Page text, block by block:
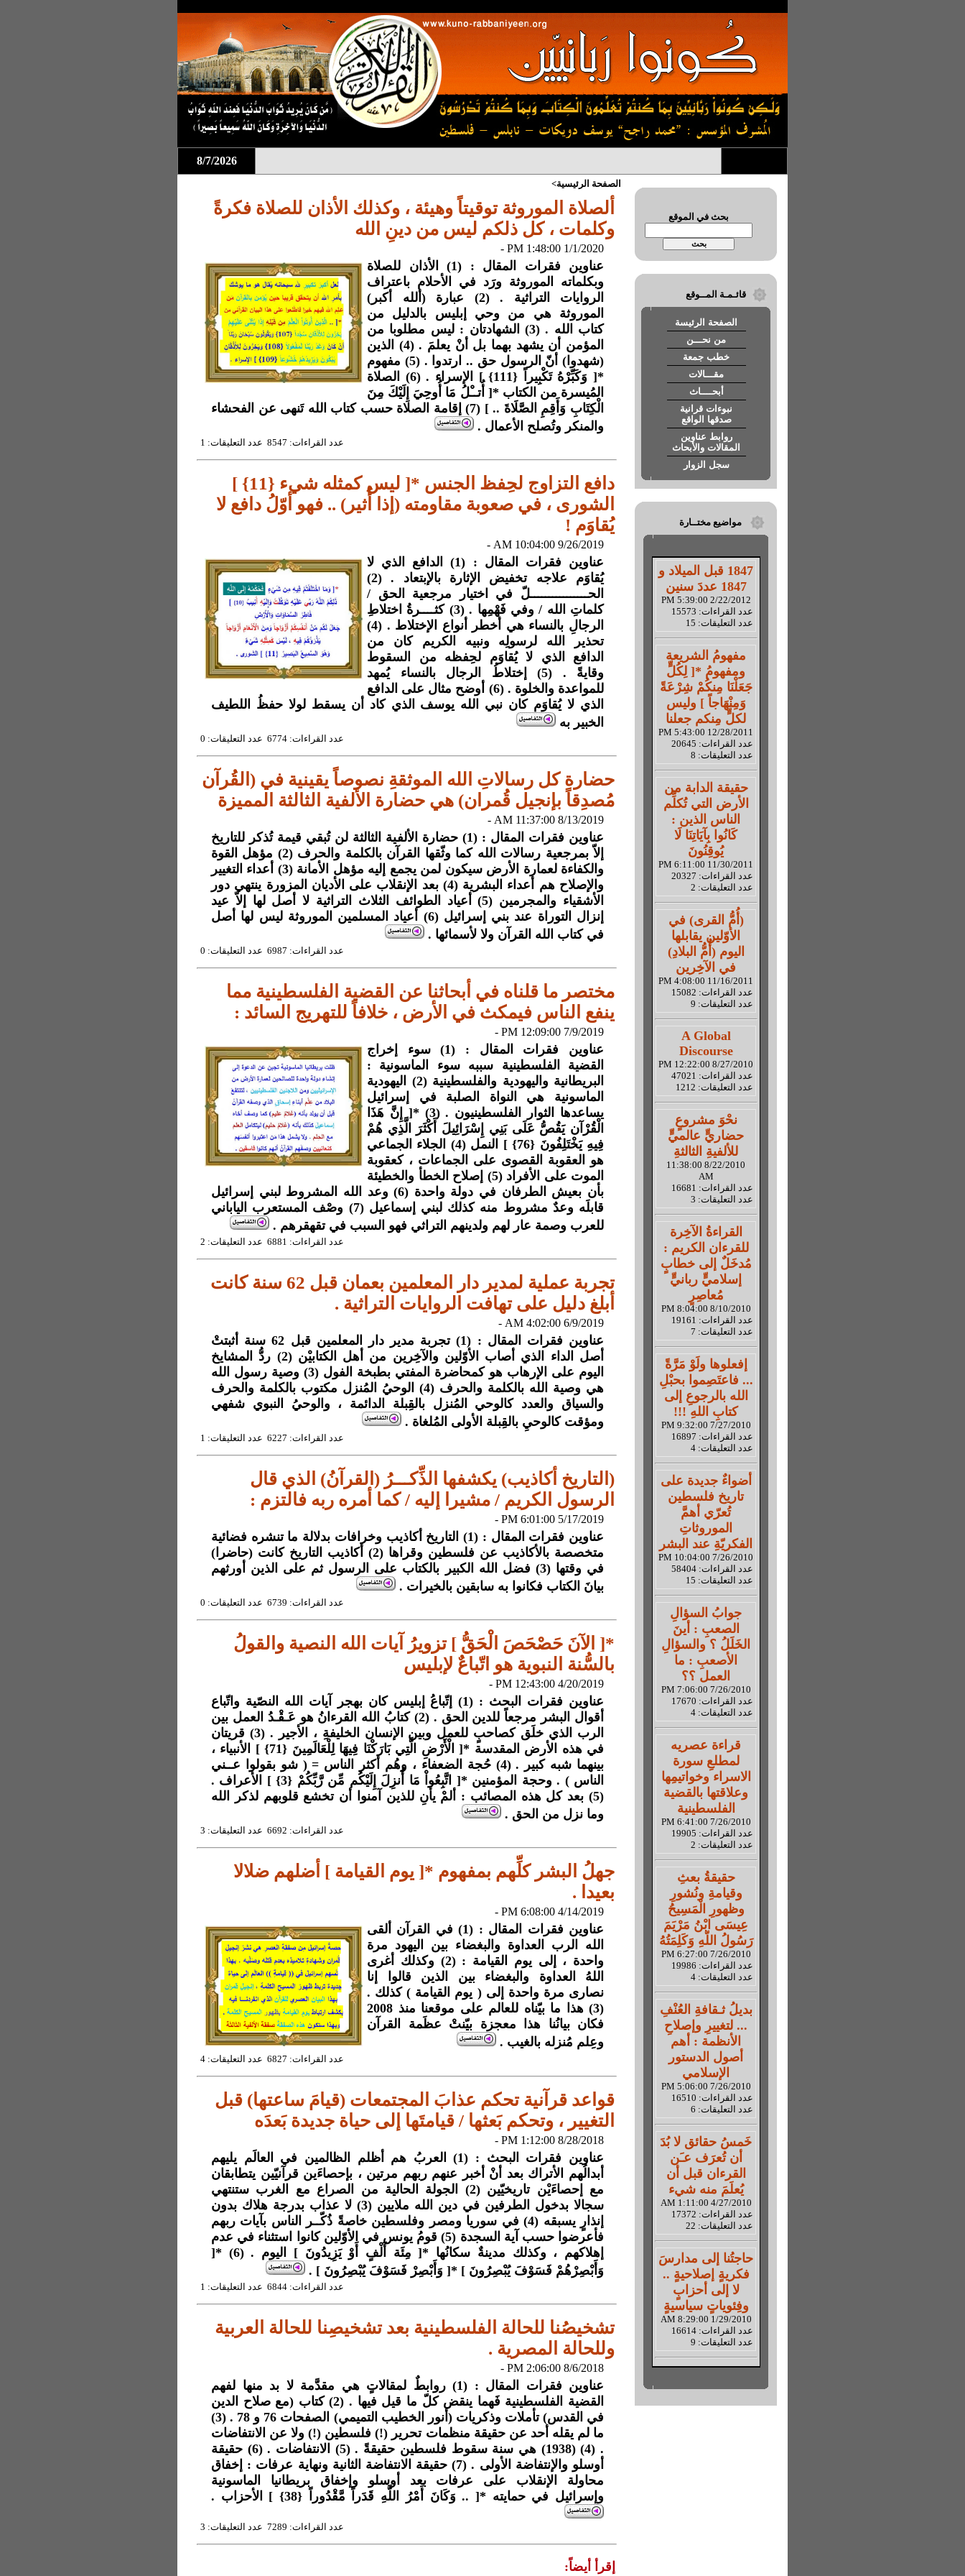
8/7/2026
بحث في الموقع
قائـمـة المــوقع
الصفحة الرئيسة
من نحـــن
خطب جمعة
مقـــالات
أبحــــاث
نبوءات قرانية
صدقها الواقع
روابط عناوين
المقالات والأبحاث
سجل الزوار
مواضيع مختــارة
1847 قبل الميلاد و
1847 عددَ سنين
2/22/2012 5:39:00 PM
عدد القراءات: 15573
عدد التعليقات: 15
مفهومُ الشريعة
ومفهومُ *[ لِكُلٍّ
جَعَلْنَا مِنكُمْ شِرْعَةً
وَمِنْهَاجاً ] وليس
لكلٍّ مِنكم جعلنا
12/28/2011 5:43:00 PM
عدد القراءات: 20645
عدد التعليقات: 8
حقيقة الدابة من
الأرض التي تُكلِّم
الناس الذين :
كَانُوا بِآيَاتِنَا لَا
يُوقِنُونَ
11/30/2011 6:11:00 PM
عدد القراءات: 20327
عدد التعليقات: 2
(أُمُّ القرى) في
الأوّلين يقابلها
اليوم (أُمُّ البلادِ)
في الآخِرين
11/16/2011 4:08:00 PM
عدد القراءات: 15082
عدد التعليقات: 9
A Global
Discourse
8/27/2010 12:22:00 PM
عدد القراءات: 47021
عدد التعليقات: 1212
نحْوَ مشروعٍ
حضاريٍّ عالميٍّ
للألفيةِ الثالثةِ
8/22/2010 11:38:00
AM
عدد القراءات: 16681
عدد التعليقات: 3
القراءةُ الآخِرة
للقرءان الكريم :
مُدخَلٌ إلى خطابٍ
إسلاميٍّ ربانيٍّ
مُعاصِرٍ
8/10/2010 8:04:00 PM
عدد القراءات: 19161
عدد التعليقات: 7
إفعلوها ولَوْ مَرَّةً
... فاعتَصِموا بحبْلِ
الله بالرجوعِ إلى
كتابِ اللهِ !!!
7/27/2010 9:32:00 PM
عدد القراءات: 16897
عدد التعليقات: 4
أضواءٌ جديدة على
تاريخ فلسطين
تُعرّي أهمَّ
الموروثاتِ
الفكريّةِ عند البشر
7/26/2010 10:04:00 PM
عدد القراءات: 58404
عدد التعليقات: 15
جوابُ السؤالِ
الصعبِ : أينَ
الخَلَلُ ؟ والسؤالِ
الأصعبِ : ما
العمل ؟؟
7/26/2010 7:06:00 PM
عدد القراءات: 17670
عدد التعليقات: 4
قراءة عصريه
لمطلعِ سورة
الاسراء وخواتيمِها
وعلاقتها بالقضية
الفلسطينية
7/26/2010 6:41:00 PM
عدد القراءات: 19905
عدد التعليقات: 2
حقيقةُ بعثِ
وقيامةِ ونُشورِ
وظهورِ الْمَسِيحُ
عِيسَى ابْنُ مَرْيَمَ
رَسُولُ اللّهِ وَكَلِمَتُهُ
7/26/2010 6:27:00 PM
عدد القراءات: 19986
عدد التعليقات: 4
بديلُ ثـقافةِ العُنْفِ
... لتغييرِ وإصلاحِ
الأنظمة : أهم
أصول الدستور
الإسلامي
7/26/2010 5:06:00 PM
عدد القراءات: 16510
عدد التعليقات: 6
خَمسُ حقائق لا بُدَ
أن تُعرَف عـَن
القرءان قبل أن
يُعلَمَ منه شيء
4/27/2010 1:11:00 AM
عدد القراءات: 17372
عدد التعليقات: 22
حاجتُنا إلى مدارسَ
فكريةٍ إصلاحيةٍ ..
لا إلى أحزابٍ
وفِئوياتٍ سياسيةٍ
1/29/2010 8:29:00 AM
عدد القراءات: 16614
عدد التعليقات: 9
الصفحة الرئيسية>
ألصلاة الموروثة توقيتاً وهيئة ، وكذلك الأذان للصلاة فكرةً
وكلمات ، كل ذلكم ليس من دينِ الله
1/1/2020 1:48:00 PM -
عناوين فقرات المقال : (1) الأذان للصلاة
وبكلماته الموروثة ورَد في الأحلام باعتراف
الروايات التراثية . (2) عبارة (ألله أكبر)
الموروثة هي من وحي إبليس بالدليل من
كتاب الله . (3) الشهادتان : ليس مطلوبا من
المؤمن أن يشهد بهما بل أنْ يعلمَ . (4) الذين
(شهدوا) أنّ الرسول حق .. ارتدوا . (5) مفهوم
*[ وَكَبِّرْهُ تَكْبِيراً {111} ] الإسراء . (6) الصلاة
المُيسرة من الكتاب *[ أُتــْلُ مَا أُوحِيَ إِلَيْكَ مِنَ
الْكِتَابِ وَأَقِمِ الصَّلَاةَ .. ] (7) إقامة الصلاة حسب كتاب الله تَنهى عن الفحشاء
والمنكر وتُصلح الأعمال .
عدد القراءات: 8547 عدد التعليقات: 1
دافع التزاوج لحِفظ الجنس *[ ليس كمثله شيء {11} ]
الشورى ، في صعوبة مقاومته (إذا أُثير) .. فهو أوّلُ دافع لا
يُقاوَم !
9/26/2019 10:04:00 AM -
عناوين فقرات المقال : (1) الدافع الذي لا
يُقاوَم علاجه تخفيض الإثارة بالإبتعاد . (2)
الحــــــــــــــــلّ في اختيار مرجعية الحق /
كلماتِ الله / وفي فَهْمِها . (3) كثــــرةُ اختلاطِ
الرجالِ بالنساء هي أخطر أنواع الإختلاط . (4)
تحذير الله لرسولِه ونبيه الكريم كان من
الدافع الذي لا يُقاوَم لحِفظه من السقوط
وقايةً . (5) إختلاطُ الرجال بالنساء يُمهد
للمواعدة والخلوة . (6) أوضح مثال على الدافع
الذي لا يُقاوَم كان نبي الله يوسف الذي كاد أن يسقط لولا حفظُ اللطيف
الخبير به
عدد القراءات: 6774 عدد التعليقات: 0
حضارة كل رسالاتِ الله الموثقةِ نصوصاً يقينية في (القُرآن
مُصدِقاً بإنجيل قُمران) هي حضارة الألفية الثالثة المميزة
8/13/2019 11:37:00 AM -
عناوين فقرات المقال : (1) حضارة الألفية الثالثة لن تُبقي قيمة تُذكر للتاريخ
إلاّ بمرجعية رسالات الله كما وثّقها القرآن بالكلمة والحرف (2) مؤهل القوة
والكفاءة لعمارة الأرض سيكون لمن يجمع إليه مؤهل الأمانة (3) أعداء التغيير
والإصلاح هم أعداء البشرية (4) بعد الإنقلاب على الأديان المزورة ينتهي دور
الأشقياء والمجرمين (5) أعياد الطوائف الثلاث التراثية لا أصل لها إلاّ عيد
إنزال التوراة عند بني إسرائيل (6) أعياد المسلمين الموروثة ليس لها أصل
في كتاب الله القرآن ولا لأسمائها .
عدد القراءات: 6987 عدد التعليقات: 0
مختصر ما قلناه في أبحاثنا عن القضية الفلسطينية مما
ينفع الناس فيمكث في الأرض ، خلافاً للتهريج السائد :
7/9/2019 12:09:00 PM -
عناوين فقرات المقال : (1) سوء إخراج
القضية الفلسطينية سببه سوء الماسونية :
البريطانية واليهودية والفلسطينية (2) اليهودية
الماسونية هي النواة الصلبة في إسرائيل
يساعدها الثوار الفلسطينيون . (3) *[ إِنَّ هَذَا
الْقُرْآن يَقُصُّ عَلَى بَنِي إِسْرَائِيلَ أَكْثَرَ الَّذِي هُمْ
فِيهِ يَخْتَلِفُونَ {76} ] النمل (4) الجلاء الجماعي
هو العقوبة القصوى على الجماعات ، كعقوبة
الموت على الأفراد (5) إصلاح الخطأ والخطيئة
بأن بعيش الطرفان في دولة واحدة (6) وعد الله المشروط لبني إسرائيل
قابلَه وعدٌ مشروط منه كذلك لبني إسماعيل (7) وصْف المستعرب الياباني
للعرب وصمة عار لهم ولدينهم التراثي فهو السبب في تقهقرهم .
عدد القراءات: 6881 عدد التعليقات: 2
تجربة عملية لمدير دار المعلمين بعمان قبل 62 سنة كانت
أبلغ دليل على تهافت الروايات التراثية .
6/9/2019 4:02:00 AM -
عناوين فقرات المقال : (1) تجربة مدير دار المعلمين قبل 62 سنة أثبتتْ
أصل الداء الذي أصاب الأوّلين والآخِرين من أهل الكتابيْن (2) ردُّ المشايخ
اليوم على الإرهاب هو كمحاضرة المفتي بطبخة الفول (3) وصية رسول الله
هي وصية الله بالكلمة والحرف (4) الوحيُ المُنزل مكتوب بالكلمة والحرف
والسياق والعدد كالوحي المُنزل بالقِبلة الدائمة ، والوحيُ النبوي شفهي
ومؤقت كالوحيِ بالقِبلة الأولى المُلغاة .
عدد القراءات: 6227 عدد التعليقات: 1
(التاريخ أكاذيب) يكشفها الذِّكـــرُ (القرآنُ) الذي قال
الرسول الكريم / مشيرا إليه / كما أمره ربه فالتزم :
5/17/2019 6:01:00 PM -
عناوين فقرات المقال : (1) التاريخ أكاذيب وخرافات بدلالة ما تنشره فضائية
متخصصة بالأكاذيب عن فلسطين وقراها (2) أكاذيب التاريخ كانت (حاضرا)
في وقتها (3) فضل الله الكبير بالكتاب على الرسول ثم على الذين أورثهم
بيانَ الكتاب فكانوا به سابقين بالخيرات .
عدد القراءات: 6739 عدد التعليقات: 0
*[ الآنَ حَصْحَصَ الْحَقُّ ] تزويرُ آيات الله النصية والقولُ
بالسُّنة النبوية هو اتّباعٌ لإبليس
4/20/2019 12:43:00 PM -
عناوين فقرات البحث : (1) إتّباعُ إبليس كان بهجر آيات الله النصّية واتّباع
أقوال البشر مرجعاً للدين الحق . (2) كتابُ الله القرءانُ هو عَـقْـدُ العمل بين
الرب الذي خلَق كصاحبٍ للعمل وبين الإنسان الخليفةِ ، الأجير . (3) قريتان
في هذه الأرض المقدسة *[ الْأَرْضِ الَّتِي بَارَكْنَا فِيهَا لِلْعَالَمِينَ {71} ] الأنبياء ،
بينهما شبه كبير . (4) حُجة الضعفاء ، وهُم أكثر الناس = ( شو بقولوا عــني
الناس ) . وحجة المؤمنين *[ اتَّبِعُواْ مَا أُنزِلَ إِلَيْكُم مِّن رَّبِّكُمْ {3} ] الأعراف .
(5) بعد كل هذه المصائب : ألمْ يأنِ للذين آمنوا أن تخشع قلوبهم لذكر الله
وما نزل من الحق .
عدد القراءات: 6692 عدد التعليقات: 3
جهلُ البشر كلِّهم بمفهوم *[ يوم القيامة ] أضلهم ضلالا
بعيدا .
4/14/2019 6:08:00 PM -
عناوين فقرات المقال : (1) في القرآن ألقى
الله الرب العداوة والبغضاء بين اليهود مرة
واحدة ، إلى يوم القيامة : (2) وكذلك أغرى
اللهُ العداوة والبغضاء بين الذين قالوا إنا
نصارى مرة واحدة إلى ( يوم القيامة ) كذلك .
(3) هذا ما بيّناه للعالم على موقعنا منذ 2008
فكان بيانُنا هذا معجزة بيّنتْ عظَمة القرآن
وعِلم مُنزله بالغيب .
عدد القراءات: 6827 عدد التعليقات: 4
قواعد قرآنية تحكم عذابَ المجتمعات (قيامَ ساعتها) قبل
التغيير ، وتحكم بَعثها / قيامتَها إلى حياة جديدة بَعدَه
8/28/2018 1:12:00 PM -
عناوين فقرات البحث : (1) العربُ هم أظلم الظالمين في العالَم يليهم
أبدالُهم الأتراك بعد أنْ أخبر عنهم ربهم مرتين ، بإحصاءَين قرآنيّين يتطابقان
مع إحصاءَيْن تاريخيّين (2) الجولة الحالية من الصراع مع الغرب ستنتهي
سجالا بدخول الطرفين في دين الله ملايين (3) لا عذاب بدرجة هلاك بدون
إنذارٍ يسبقه (4) في سوريا ومصر وفلسطين خاصةً ذُكّــر الناس بآيات ربهم
فأعرضوا حسب آية السجدة (5) قومُ يونس في الأوّلين كانوا استثناء في عدم
إهلاكهم ، وكذلك مدينةٌ سكانُها *[ مِئَة أَلْفٍ أَوْ يَزِيدُونَ ] اليوم . (6) *[
وَأَبْصِرْهُمْ فَسَوْفَ يُبْصِرُونَ ] *[ وَأَبْصِرْ فَسَوْفَ يُبْصِرُونَ ] .
عدد القراءات: 6844 عدد التعليقات: 1
تشخيصُنا للحالة الفلسطينية بعد تشخيصِنا للحالة العربية
وللحالة المصرية .
8/6/2018 2:06:00 PM -
عناوين فقرات المقال : (1) روابطٌ لمقالاتٍ هي مقدَّمة لا بد منها لفهم
القضية الفلسطينية فَهما ينقض كلّ ما قيل فيها . (2) كتاب (مع صلاح الدين
في القدس) تأملات وذكريات (أنور الخطيب التميمي) الصفحات 76 و 78 . (3)
ما لم يقله أحد عن حقيقة منظمات تحرير (!) فلسطين (!) ولا عن الانتفاضات
. (4) (1938) هي سنة سقوط فلسطين حقيقةً . (5) الانتفاضات . (6) حقيقة
أوسلو والإنتفاضة الأولى . (7) حقيقة الانتفاضة الثانية ونهاية عرفات : إخفاق
محاولة الإنقلاب على عرفات بعد أوسلو وإخفاق بريطانيا الماسونية
وإسرائيل في حمايته *[ .. وَكَانَ أَمْرُ اللَّهِ قَدَراً مَّقْدُوراً {38} ] الأحزاب .
عدد القراءات: 7289 عدد التعليقات: 3
إقرأ أيضاً: